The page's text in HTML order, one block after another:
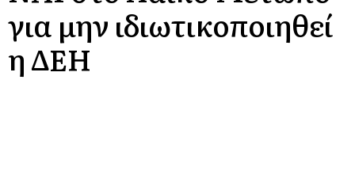
για μην ιδιωτικοποιηθεί
η ΔΕΗ